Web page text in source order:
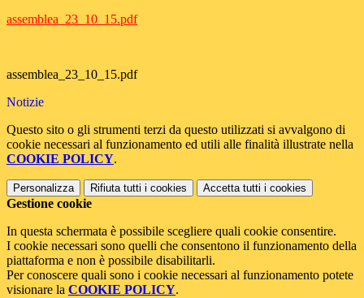
assemblea_23_10_15.pdf
assemblea_23_10_15.pdf
Notizie
Questo sito o gli strumenti terzi da questo utilizzati si avvalgono di
cookie necessari al funzionamento ed utili alle finalità illustrate nella
COOKIE POLICY.
Personalizza Rifiuta tutti i cookies Accetta tutti i cookies
Gestione cookie
In questa schermata è possibile scegliere quali cookie consentire.
I cookie necessari sono quelli che consentono il funzionamento della
piattaforma e non è possibile disabilitarli.
Per conoscere quali sono i cookie necessari al funzionamento potete
visionare la COOKIE POLICY.